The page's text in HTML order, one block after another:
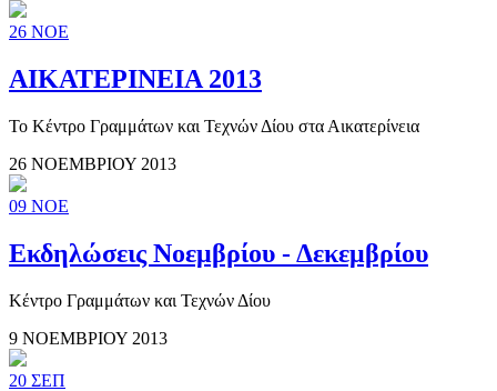
26 ΝΟΕ
ΑΙΚΑΤΕΡΙΝΕΙΑ 2013
Το Κέντρο Γραμμάτων και Τεχνών Δίου στα Αικατερίνεια
26 ΝΟΕΜΒΡΙΟΥ 2013
09 ΝΟΕ
Εκδηλώσεις Νοεμβρίου - Δεκεμβρίου
Κέντρο Γραμμάτων και Τεχνών Δίου
9 ΝΟΕΜΒΡΙΟΥ 2013
20 ΣΕΠ